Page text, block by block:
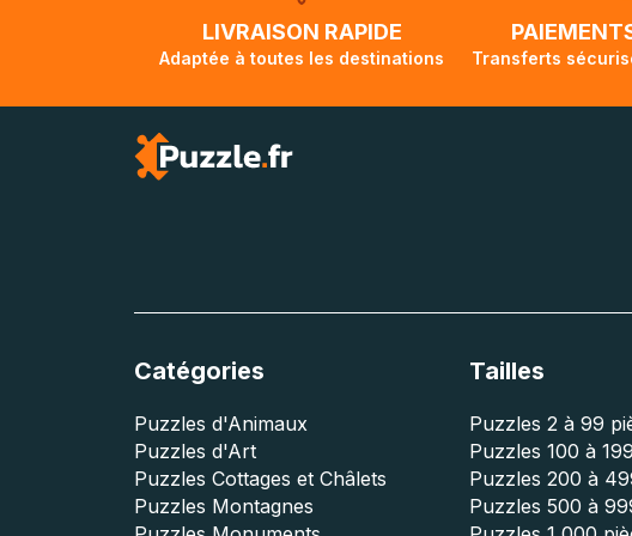
lorsque votre colis aura
LIVRAISON RAPIDE
Adaptée à toutes les destinations Transferts
Catégories
Puzzles d'Animaux
Puzzles d'Art
Puzzles Cottages et Châlets
Puzzles Montagnes
Tailles
Puzzles 2 à 99
Puzzles 100 à
Puzzles 200 à
Puzzles 500 à